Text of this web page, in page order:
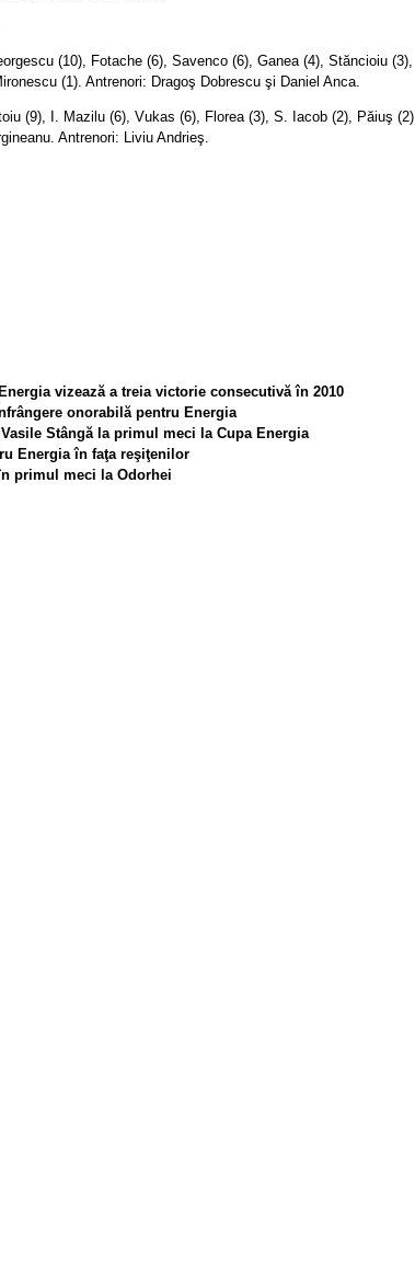
(10), Fotache (6), Savenco (6), Ganea (4), Stăncioiu (3),
(1). Antrenori: Dragoş Dobrescu şi Daniel Anca.
(9), I. Mazilu (6), Vukas (6), Florea (3), S. Iacob (2), Păiuş (2),
Antrenori: Liviu Andrieş.
vizează a treia victorie consecutivă în 2010
onorabilă pentru Energia
Stângă la primul meci la Cupa Energia
Energia în faţa reşiţenilor
primul meci la Odorhei